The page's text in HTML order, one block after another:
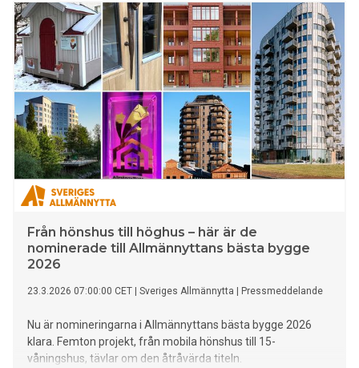
Från hönshus till höghus – här är de
nominerade till Allmännyttans bästa bygge
2026
23.3.2026 07:00:00 CET Sveriges Allmännytta Pressmeddelande
Nu är nomineringarna i Allmännyttans bästa bygge 2026
klara. Femton projekt, från mobila hönshus till 15-
våningshus, tävlar om den åtråvärda titeln.